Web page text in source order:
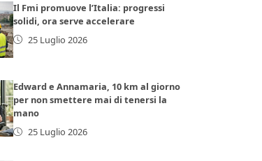
Il Fmi promuove l’Italia: progressi
solidi, ora serve accelerare
25 Luglio 2026
Edward e Annamaria, 10 km al giorno
per non smettere mai di tenersi la
mano
25 Luglio 2026